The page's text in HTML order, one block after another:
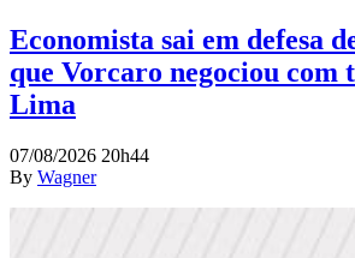
Economista sai em defesa
que Vorcaro negociou com
Lima
07/08/2026 20h44
By Wagner